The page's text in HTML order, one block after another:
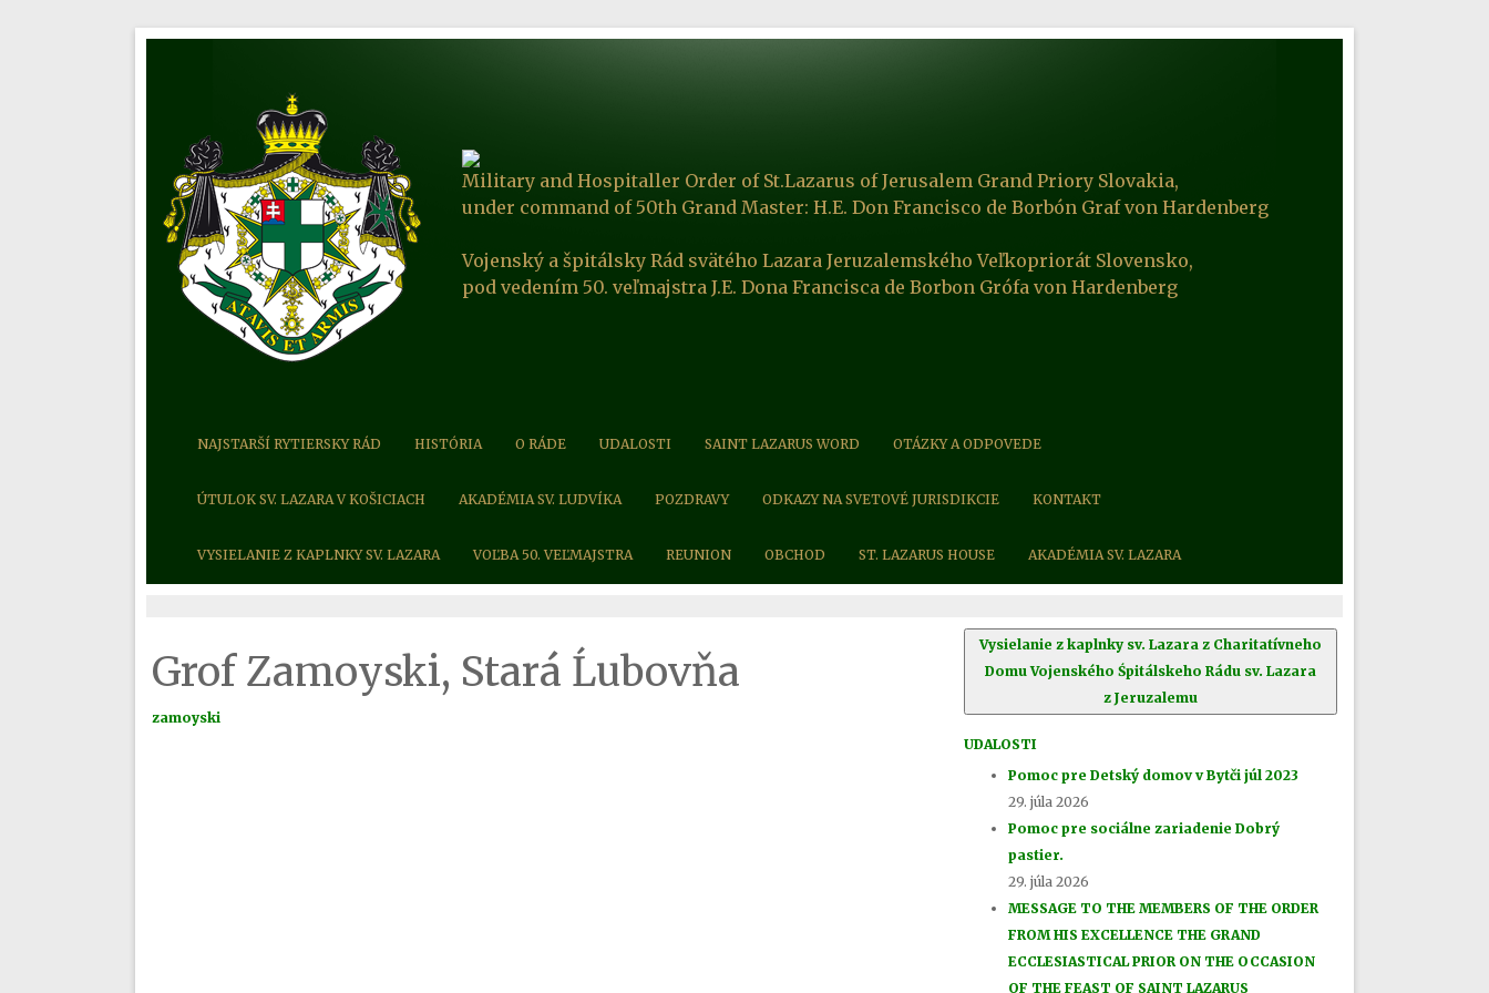
Military and Hospitaller Order of St.Lazarus of Jerusalem Grand Priory Slovakia,
under command of 50th Grand Master: H.E. Don Francisco de Borbón Graf von Hardenberg
Vojenský a špitálsky Rád svätého Lazara Jeruzalemského Veľkopriorát Slovensko,
pod vedením 50. veľmajstra J.E. Dona Francisca de Borbon Grófa von Hardenberg
NAJSTARŠÍ RYTIERSKY RÁD HISTÓRIA O RÁDE UDALOSTI SAINT LAZARUS WORD OTÁZKY A ODPOVEDE
ÚTULOK SV. LAZARA V KOŠICIACH AKADÉMIA SV. LUDVÍKA POZDRAVY ODKAZY NA SVETOVÉ JURISDIKCIE KONTAKT
VYSIELANIE Z KAPLNKY SV. LAZARA VOĽBA 50. VEĽMAJSTRA REUNION OBCHOD ST. LAZARUS HOUSE AKADÉMIA SV. LAZARA
Grof Zamoyski, Stará Ĺubovňa
zamoyski
Vysielanie z kaplnky sv. Lazara z Charitatívneho
Domu Vojenského Śpitálskeho Rádu sv. Lazara
z Jeruzalemu
UDALOSTI
Pomoc pre Detský domov v Bytči júl 2023
29. júla 2026
Pomoc pre sociálne zariadenie Dobrý
pastier.
29. júla 2026
MESSAGE TO THE MEMBERS OF THE ORDER
FROM HIS EXCELLENCE THE GRAND
ECCLESIASTICAL PRIOR ON THE OCCASION
OF THE FEAST OF SAINT LAZARUS